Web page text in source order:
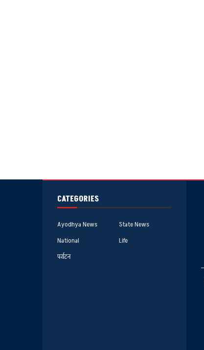
CATEGORIES
Ayodhya News
State News
National
Life
पर्यटन